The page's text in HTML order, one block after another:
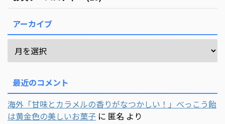
アーカイブ
最近のコメント
海外「甘味とカラメルの香りがなつかしい！」べっこう飴
は黄金色の美しいお菓子 に 匿名 より